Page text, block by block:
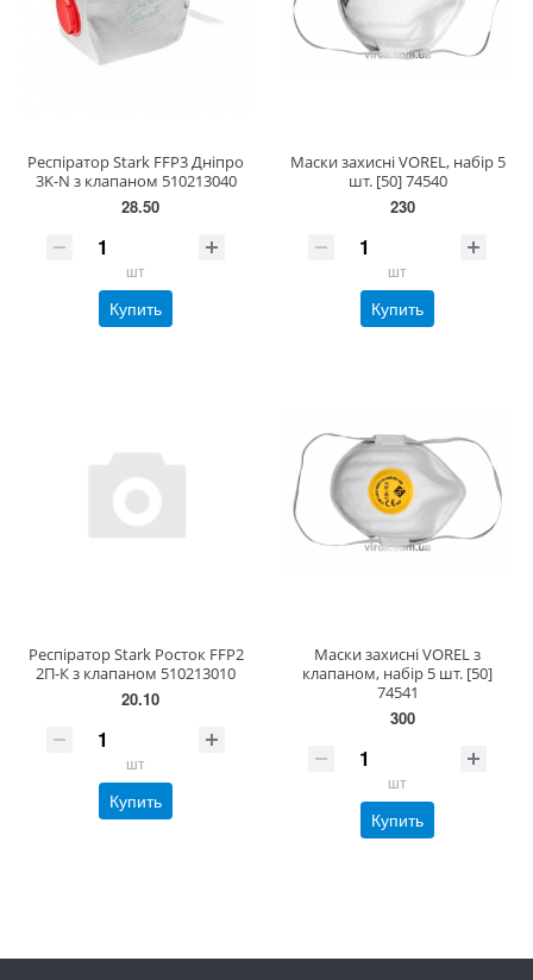
Респіратор Stark FFP3 Дніпро
3K-N з клапаном 510213040
28.50
шт
Купить
Маски захисні VOREL, набір 5
шт. [50] 74540
230
шт
Купить
Респіратор Stark Росток FFP2
2П-К з клапаном 510213010
20.10
шт
Купить
Маски захисні VOREL з
клапаном, набір 5 шт. [50]
74541
300
шт
Купить